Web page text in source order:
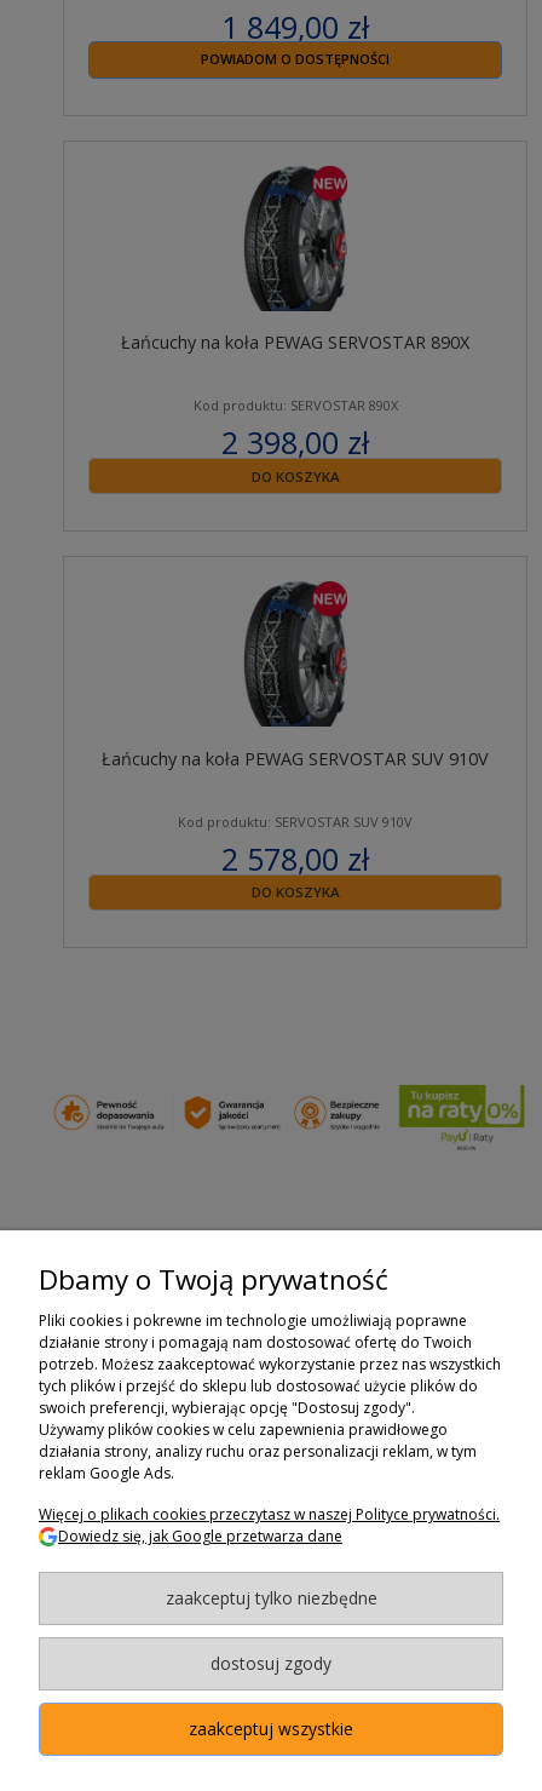
1 849,00 zł
zawiera 23% VAT
POWIADOM O DOSTĘPNOŚCI
Łańcuchy na koła PEWAG SERVOSTAR 890X
Kod produktu: SERVOSTAR 890X
2 398,00 zł
zawiera 23% VAT
DO KOSZYKA
Łańcuchy na koła PEWAG SERVOSTAR SUV 910V
Kod produktu: SERVOSTAR SUV 910V
2 578,00 zł
zawiera 23% VAT
DO KOSZYKA
ZAPISZ SIĘ DO NEWSLETTERA
ZAPISZ SIĘ
ZAKUPY
POMOC
MOJE KONTO
BAGAZNIKI.PL- 2024
Dbamy o Twoją prywatność
Pliki cookies i pokrewne im technologie umożliwiają poprawne
działanie strony i pomagają nam dostosować ofertę do Twoich
potrzeb. Możesz zaakceptować wykorzystanie przez nas wszystkich
tych plików i przejść do sklepu lub dostosować użycie plików do
swoich preferencji, wybierając opcję "Dostosuj zgody".
Używamy plików cookies w celu zapewnienia prawidłowego
działania strony, analizy ruchu oraz personalizacji reklam, w tym
reklam Google Ads.
Więcej o plikach cookies przeczytasz w naszej Polityce prywatności.
Dowiedz się, jak Google przetwarza dane
zaakceptuj tylko niezbędne
dostosuj zgody
zaakceptuj wszystkie